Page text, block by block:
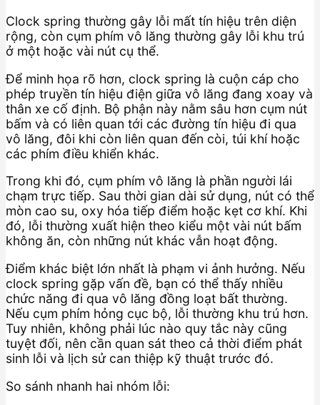
Clock spring thường gây lỗi mất tín hiệu trên diện
rộng, còn cụm phím vô lăng thường gây lỗi khu trú
ở một hoặc vài nút cụ thể.
Để minh họa rõ hơn, clock spring là cuộn cáp cho
phép truyền tín hiệu điện giữa vô lăng đang xoay và
thân xe cố định. Bộ phận này nằm sâu hơn cụm nút
bấm và có liên quan tới các đường tín hiệu đi qua
vô lăng, đôi khi còn liên quan đến còi, túi khí hoặc
các phím điều khiển khác.
Trong khi đó, cụm phím vô lăng là phần người lái
chạm trực tiếp. Sau thời gian dài sử dụng, nút có thể
mòn cao su, oxy hóa tiếp điểm hoặc kẹt cơ khí. Khi
đó, lỗi thường xuất hiện theo kiểu một vài nút bấm
không ăn, còn những nút khác vẫn hoạt động.
Điểm khác biệt lớn nhất là phạm vi ảnh hưởng. Nếu
clock spring gặp vấn đề, bạn có thể thấy nhiều
chức năng đi qua vô lăng đồng loạt bất thường.
Nếu cụm phím hỏng cục bộ, lỗi thường khu trú hơn.
Tuy nhiên, không phải lúc nào quy tắc này cũng
tuyệt đối, nên cần quan sát theo cả thời điểm phát
sinh lỗi và lịch sử can thiệp kỹ thuật trước đó.
So sánh nhanh hai nhóm lỗi: